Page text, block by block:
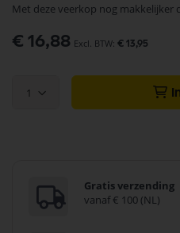
Met deze veerkop nog makkelijker
€ 16,88 € 13,95
1
Gratis verzending
vanaf € 100 (NL)
afbeeldingen-